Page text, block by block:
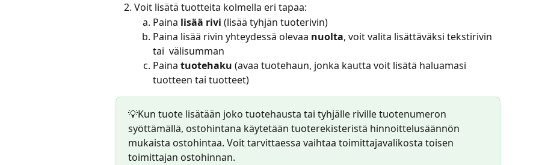
Voit lisätä tuotteita kolmella eri tapaa:
Paina lisää rivi (lisää tyhjän tuoterivin)
Paina lisää rivin yhteydessä olevaa nuolta, voit valita lisättäväksi tekstirivin
tai  välisumman
Paina tuotehaku (avaa tuotehaun, jonka kautta voit lisätä haluamasi
tuotteen tai tuotteet)
💡Kun tuote lisätään joko tuotehausta tai tyhjälle riville tuotenumeron
syöttämällä, ostohintana käytetään tuoterekisteristä hinnoittelusäännön
mukaista ostohintaa. Voit tarvittaessa vaihtaa toimittajavalikosta toisen
toimittajan ostohinnan.